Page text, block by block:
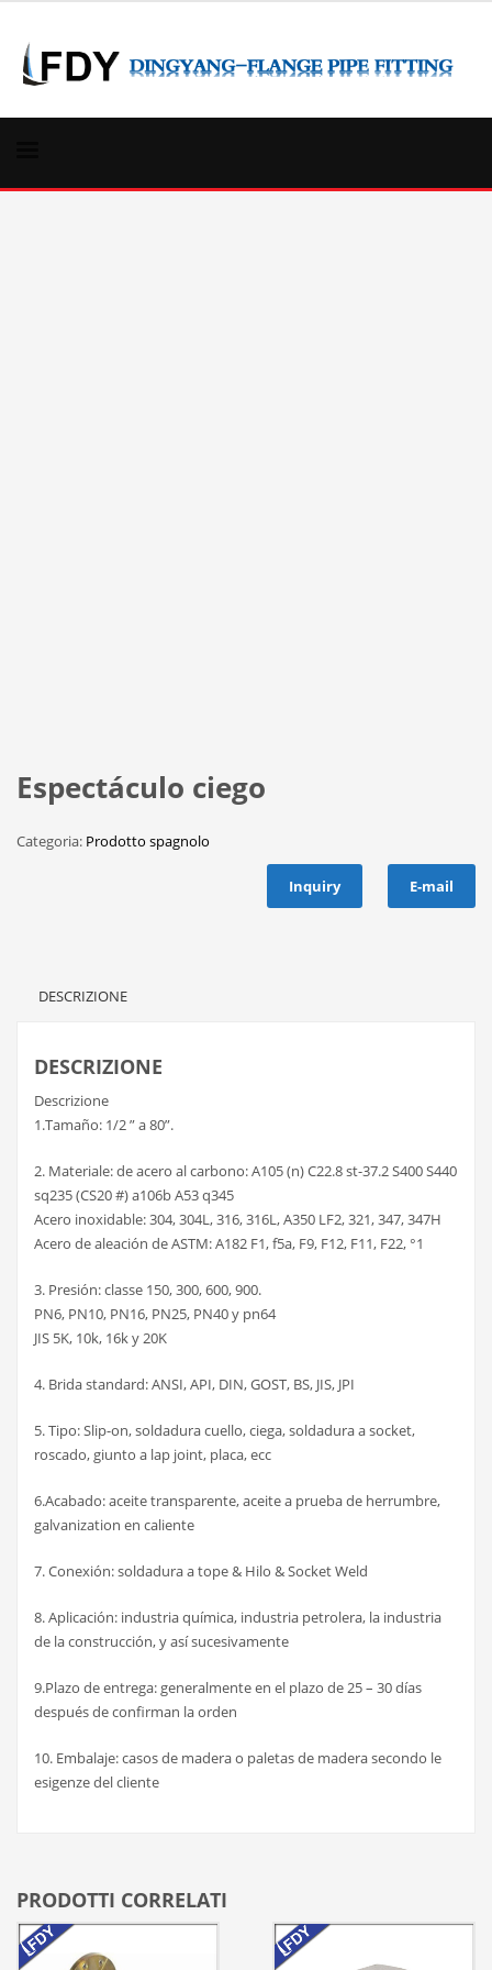
Espectáculo ciego
Categoria: Prodotto spagnolo
Inquiry E-mail
DESCRIZIONE
DESCRIZIONE
Descrizione
1.Tamaño: 1/2 ” a 80”.
2. Materiale: de acero al carbono: A105 (n) C22.8 st-37.2 S400 S440
sq235 (CS20 #) a106b A53 q345
Acero inoxidable: 304, 304L, 316, 316L, A350 LF2, 321, 347, 347H
Acero de aleación de ASTM: A182 F1, f5a, F9, F12, F11, F22, °1
3. Presión: classe 150, 300, 600, 900.
PN6, PN10, PN16, PN25, PN40 y pn64
JIS 5K, 10k, 16k y 20K
4. Brida standard: ANSI, API, DIN, GOST, BS, JIS, JPI
5. Tipo: Slip-on, soldadura cuello, ciega, soldadura a socket,
roscado, giunto a lap joint, placa, ecc
6.Acabado: aceite transparente, aceite a prueba de herrumbre,
galvanization en caliente
7. Conexión: soldadura a tope & Hilo & Socket Weld
8. Aplicación: industria química, industria petrolera, la industria
de la construcción, y así sucesivamente
9.Plazo de entrega: generalmente en el plazo de 25 – 30 días
después de confirman la orden
10. Embalaje: casos de madera o paletas de madera secondo le
esigenze del cliente
PRODOTTI CORRELATI